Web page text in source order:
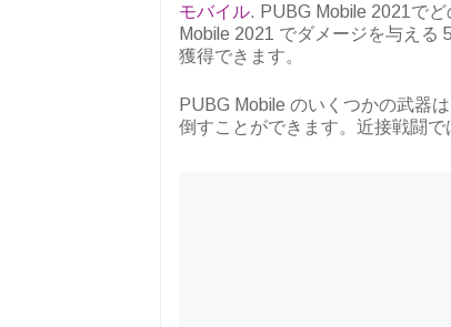
モバイル. PUBG Mobile 2021で
Mobile 2021 でダメージを与える
獲得できます。
PUBG Mobile のいくつかの武器
倒すことができます。近接戦闘